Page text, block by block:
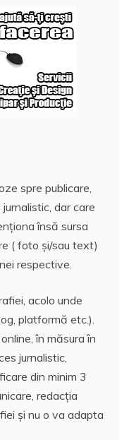
spre publicare,
dar care
însă sursa
( foto și/sau text)
respective.
acolo unde
platformă etc.).
în măsura în
jurnalistic,
din minim 3
redacția
și nu o va adapta